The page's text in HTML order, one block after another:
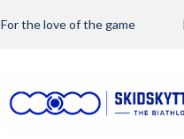
For the love of the game